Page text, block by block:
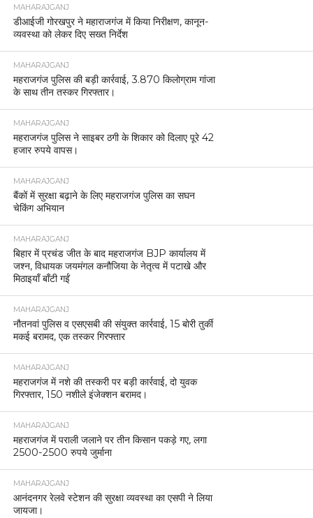
MAHARAJGANJ
डीआईजी गोरखपुर ने महाराजगंज में किया निरीक्षण, कानून-
व्यवस्था को लेकर दिए सख्त निर्देश
MAHARAJGANJ
महराजगंज पुलिस की बड़ी कार्रवाई, 3.870 किलोग्राम गांजा
के साथ तीन तस्कर गिरफ्तार।
MAHARAJGANJ
महराजगंज पुलिस ने साइबर ठगी के शिकार को दिलाए पूरे 42
हजार रुपये वापस।
MAHARAJGANJ
बैंकों में सुरक्षा बढ़ाने के लिए महराजगंज पुलिस का सघन
चेकिंग अभियान
MAHARAJGANJ
बिहार में प्रचंड जीत के बाद महराजगंज BJP कार्यालय में
जश्न, विधायक जयमंगल कनौजिया के नेतृत्व में पटाखे और
मिठाइयाँ बाँटी गईं
MAHARAJGANJ
नौतनवां पुलिस व एसएसबी की संयुक्त कार्रवाई, 15 बोरी तुर्की
मकई बरामद, एक तस्कर गिरफ्तार
MAHARAJGANJ
महराजगंज में नशे की तस्करी पर बड़ी कार्रवाई, दो युवक
गिरफ्तार, 150 नशीले इंजेक्शन बरामद।
MAHARAJGANJ
महराजगंज में पराली जलाने पर तीन किसान पकड़े गए, लगा
2500-2500 रुपये जुर्माना
MAHARAJGANJ
आनंदनगर रेलवे स्टेशन की सुरक्षा व्यवस्था का एसपी ने लिया
जायजा।